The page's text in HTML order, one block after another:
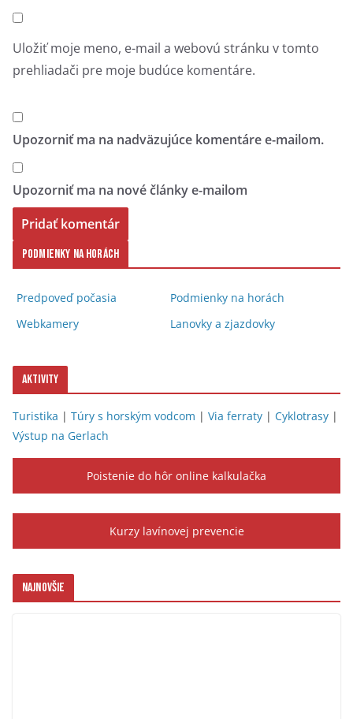
Uložiť moje meno, e-mail a webovú stránku v tomto
prehliadači pre moje budúce komentáre.
Upozorniť ma na nadväzujúce komentáre e-mailom.
Upozorniť ma na nové články e-mailom
Podmienky na horách
Predpoveď počasia
Webkamery
Podmienky na horách
Lanovky a zjazdovky
Aktivity
Turistika | Túry s horským vodcom | Via ferraty | Cyklotrasy |
Výstup na Gerlach
Poistenie do hôr online kalkulačka
Kurzy lavínovej prevencie
Najnovšie